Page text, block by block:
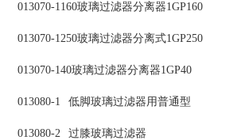
013070-1160玻璃过滤器分离器1GP160
013070-1250玻璃过滤器分离式1GP250
013070-140玻璃过滤器分离器1GP40
013080-1 低脚玻璃过滤器用普通型
013080-2 过膝玻璃过滤器